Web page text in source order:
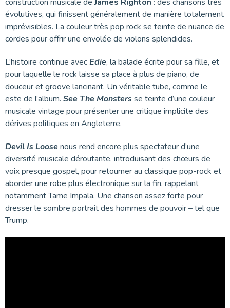
évolutives, qui finissent généralement de manière totalement
imprévisibles. La couleur très pop rock se teinte de nuance de
cordes pour offrir une envolée de violons splendides.
L’histoire continue avecEdie, la balade écrite pour sa fille, et
pour laquelle le rock laisse sa place à plus de piano, de
douceur et groove lancinant. Un véritable tube, comme le
este de l’album. See The Monstersse teinte d’une couleur
musicale vintage pour présenter une critique implicite des
dérives politiques en Angleterre.
Devil Is Loosenous rend encore plus spectateur d’une
diversité musicale déroutante, introduisant des chœurs de
voix presque gospel, pour retourner au classique pop-rock et
aborder une robe plus électronique sur la fin, rappelant
notamment Tame Impala. Une chanson assez forte pour
dresser le sombre portrait des hommes de pouvoir – tel que
Trump.